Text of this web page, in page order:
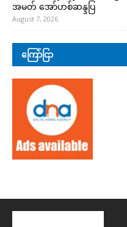
အမတ် အော်ဟစ်ဆန္ဒပြ
August 7, 2026
ကြော်ငြာ